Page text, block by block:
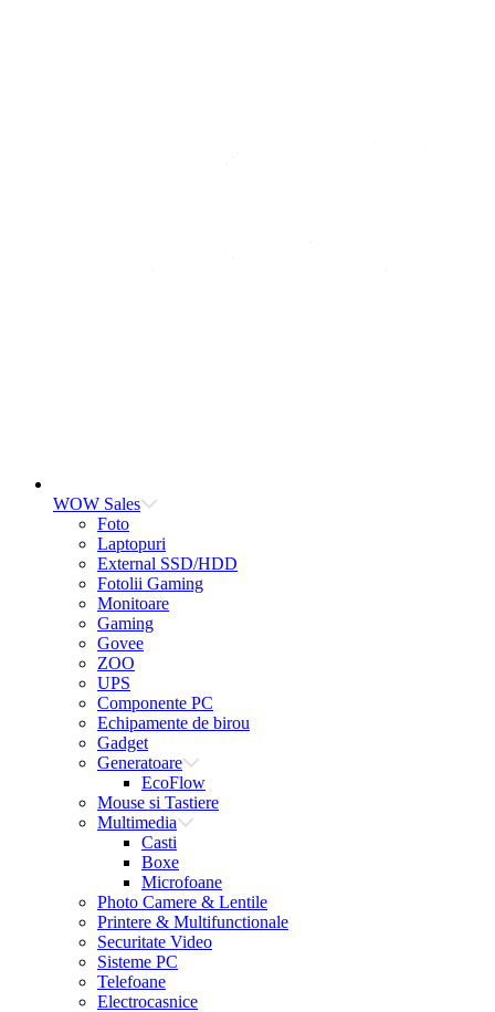
WOW Sales
Foto
Laptopuri
External SSD/HDD
Fotolii Gaming
Monitoare
Gaming
Govee
ZOO
UPS
Componente PC
Echipamente de birou
Gadget
Generatoare
EcoFlow
Mouse si Tastiere
Multimedia
Casti
Boxe
Microfoane
Photo Camere & Lentile
Printere & Multifunctionale
Securitate Video
Sisteme PC
Telefoane
Electrocasnice